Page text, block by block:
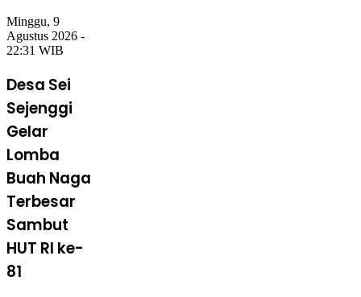
Minggu, 9
Agustus 2026 -
22:31 WIB
Desa Sei
Sejenggi
Gelar
Lomba
Buah Naga
Terbesar
Sambut
HUT RI ke-
81